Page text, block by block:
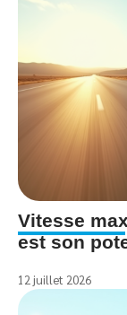
Vitesse
est son
12 juillet 2026